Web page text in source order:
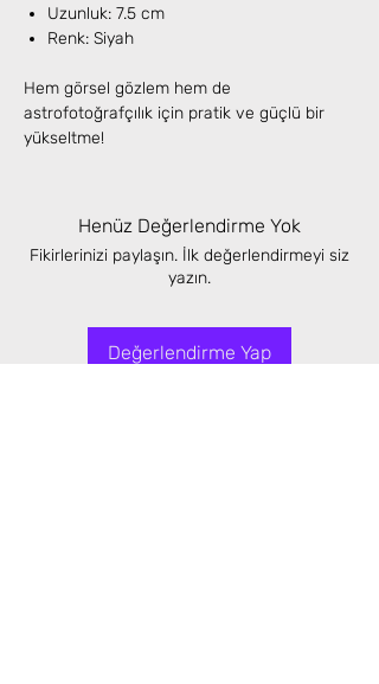
Uzunluk: 7.5 cm
Renk: Siyah
Hem görsel gözlem hem de
astrofotoğrafçılık için pratik ve güçlü bir
yükseltme!
Henüz Değerlendirme Yok
Fikirlerinizi paylaşın. İlk değerlendirmeyi siz
yazın.
Değerlendirme Yap